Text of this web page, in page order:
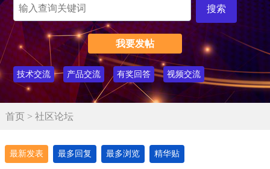
我要发帖
技术交流 产品交流 有奖回答 视频交流
首页> 社区论坛
最新发表 最多回复 最多浏览 精华贴